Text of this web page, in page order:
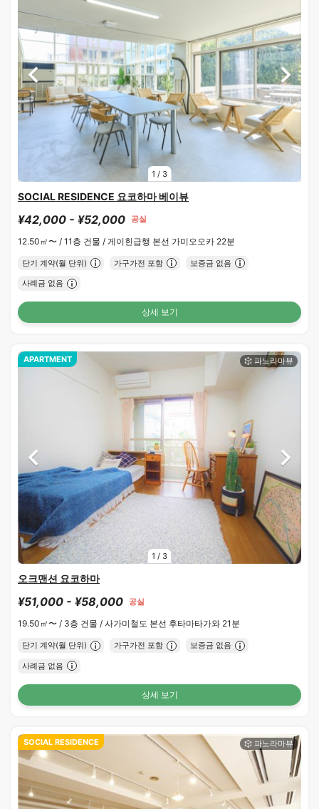
1 / 3
SOCIAL RESIDENCE 요코하마 베이뷰
¥42,000 - ¥52,000 공실
12.50㎡〜 / 11층 건물 / 게이힌급행 본선 가미오오카 22분
단기 계약(월 단위) 가구가전 포함 보증금 없음
사례금 없음
상세 보기
1 / 3
APARTMENT
오크맨션 요코하마
¥51,000 - ¥58,000 공실
19.50㎡〜 / 3층 건물 / 사가미철도 본선 후타마타가와 21분
단기 계약(월 단위) 가구가전 포함 보증금 없음
사례금 없음
상세 보기
SOCIAL RESIDENCE